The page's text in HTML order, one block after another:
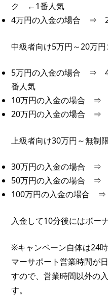
ク ←1番人気
4万円の入金の場合 ⇒ 2
中級者向け5万円～20万円
5万円の入金の場合 ⇒
番人気
10万円の入金の場合 ⇒
20万円の入金の場合 ⇒
上級者向け30万円～無制
30万円の入金の場合 ⇒
50万円の入金の場合 ⇒
100万円の入金の場合 ⇒
入金して10分後にはボー
※キャンペーン自体は24
マーサポート営業時間が
すので、営業時間以外の
す。